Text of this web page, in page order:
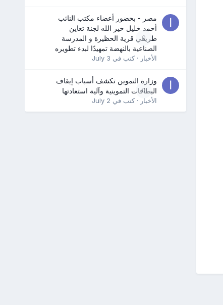
0
مصر - بحضور أعضاء مكتب النائب
أحمد خليل خير الله لجنة تعاين
طريقي قرية الحظيرة و المدرسة
الصناعية بالنهضة تمهيدًا لبدء تطويره
الأخبار · كتب في July 3
0
وزارة التموين تكشف أسباب إيقاف
البطاقات التموينية وآلية استعادتها
الأخبار · كتب في July 2